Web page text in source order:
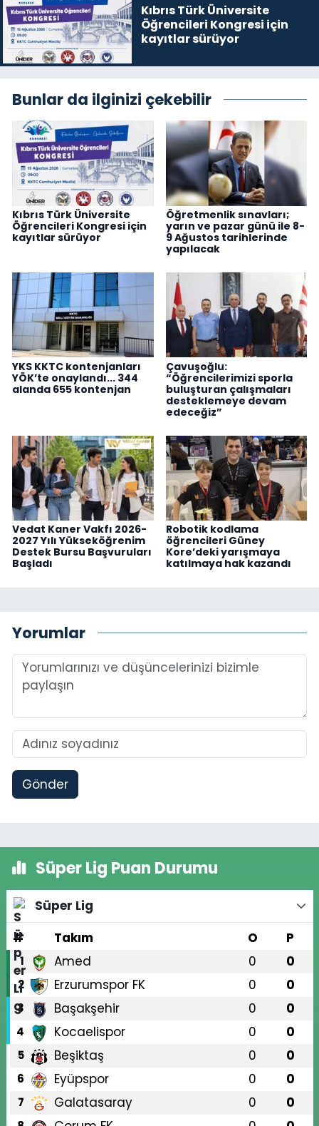
Kıbrıs Türk Üniversite
Öğrencileri Kongresi için
kayıtlar sürüyor
Bunlar da ilginizi çekebilir
Kıbrıs Türk Üniversite
Öğrencileri Kongresi için
kayıtlar sürüyor
Öğretmenlik sınavları;
yarın ve pazar günü ile 8-
9 Ağustos tarihlerinde
yapılacak
YKS KKTC kontenjanları
YÖK’te onaylandı... 344
alanda 655 kontenjan
Çavuşoğlu:
“Öğrencilerimizi sporla
buluşturan çalışmaları
desteklemeye devam
edeceğiz”
Vedat Kaner Vakfı 2026-
2027 Yılı Yükseköğrenim
Destek Bursu Başvuruları
Başladı
Robotik kodlama
öğrencileri Güney
Kore’deki yarışmaya
katılmaya hak kazandı
Yorumlar
Gönder
Süper Lig Puan Durumu
Süper Lig
#
Takım O P
1 Amed 0 0
2 Erzurumspor FK 0 0
3 Başakşehir 0 0
4 Kocaelispor 0 0
5 Beşiktaş 0 0
6 Eyüpspor 0 0
7 Galatasaray 0 0